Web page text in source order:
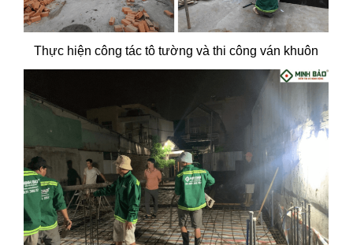
Thực hiện công tác tô tường và thi công ván khuôn